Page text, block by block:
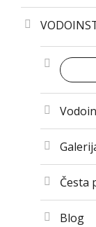
Česta
Blog